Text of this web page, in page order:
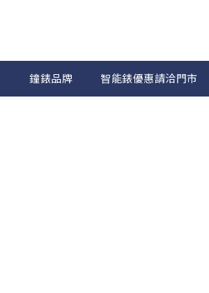
鐘錶品牌 智能錶優惠請洽門市